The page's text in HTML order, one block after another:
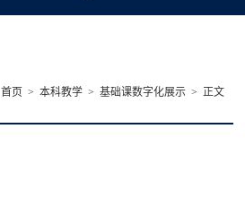
首页 > 本科教学> 基础课数字化展示> 正文